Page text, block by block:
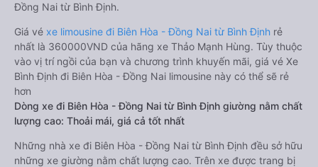
Đồng Nai từ Bình Định.
Giá vé xe limousine đi Biên Hòa - Đồng Nai từ Bình Định rẻ
nhất là 360000VND của hãng xe Thảo Mạnh Hùng. Tùy thuộc
vào vị trí ngồi của bạn và chương trình khuyến mãi, giá vé Xe
Bình Định đi Biên Hòa - Đồng Nai limousine này có thể sẽ rẻ
hơn
Dòng xe đi Biên Hòa - Đồng Nai từ Bình Định giường nằm chất
lượng cao: Thoải mái, giá cả tốt nhất
Những nhà xe đi Biên Hòa - Đồng Nai từ Bình Định đều sở hữu
những xe giường nằm chất lượng cao. Trên xe được trang bị